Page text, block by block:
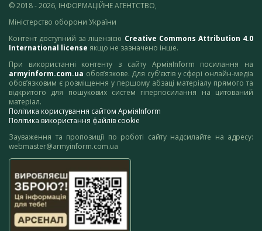
© 2018 - 2026, ІНФОРМАЦІЙНЕ АГЕНТСТВО,
Міністерство оборони України
Контент доступний за ліцензією Creative Commons Attribution 4.0
International license якщо не зазначено інше.
При використанні контенту з сайту АрміяInform посилання на
armyinform.com.ua обов’язкове. Для суб’єктів у сфері онлайн-медіа
обов’язковим є розміщення у першому абзаці матеріалу прямого та
відкритого для пошукових систем гіперпосилання на цитований
матеріал.
Політика користування сайтом АрміяInform
Політика використання файлів cookie
Зауваження та пропозиції по роботі сайту надсилайте на адресу:
webmaster@armyinform.com.ua